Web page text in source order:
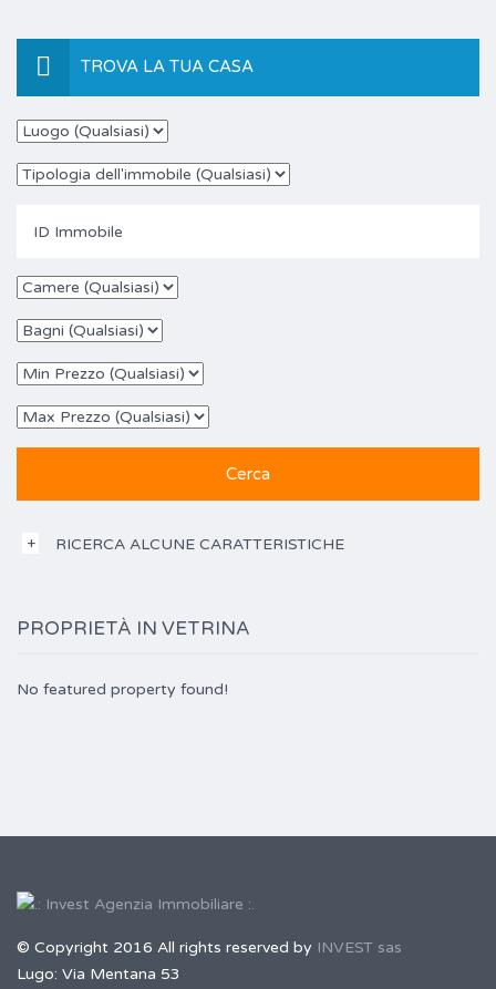
TROVA LA TUA CASA
RICERCA ALCUNE CARATTERISTICHE
PROPRIETÀ IN VETRINA
No featured property found!
© Copyright 2016 All rights reserved by INVEST sas
Lugo: Via Mentana 53